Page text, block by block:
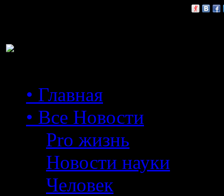
• Главная
• Все Новости
Pro жизнь
Новости науки
Человек